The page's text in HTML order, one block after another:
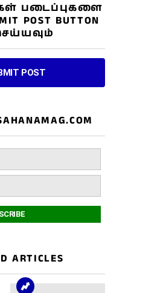
படைப்புகளை
POST BUTTON
POST
ARTICLES